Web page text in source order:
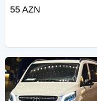
transfer sifarişləri qəbul olunur.
55 AZN